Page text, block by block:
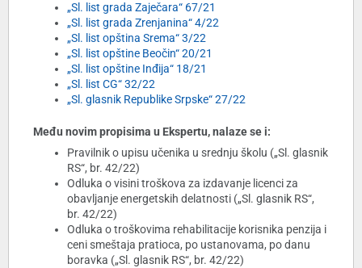
„Sl. list grada Zaječara“ 67/21
„Sl. list grada Zrenjanina“ 4/22
„Sl. list opština Srema“ 3/22
„Sl. list opštine Beočin“ 20/21
„Sl. list opštine Inđija“ 18/21
„Sl. list CG“ 32/22
„Sl. glasnik Republike Srpske“ 27/22
Među novim propisima u Ekspertu, nalaze se i:
Pravilnik o upisu učenika u srednju školu („Sl. glasnik
RS“, br. 42/22)
Odluka o visini troškova za izdavanje licenci za
obavljanje energetskih delatnosti („Sl. glasnik RS“,
br. 42/22)
Odluka o troškovima rehabilitacije korisnika penzija i
ceni smeštaja pratioca, po ustanovama, po danu
boravka („Sl. glasnik RS“, br. 42/22)